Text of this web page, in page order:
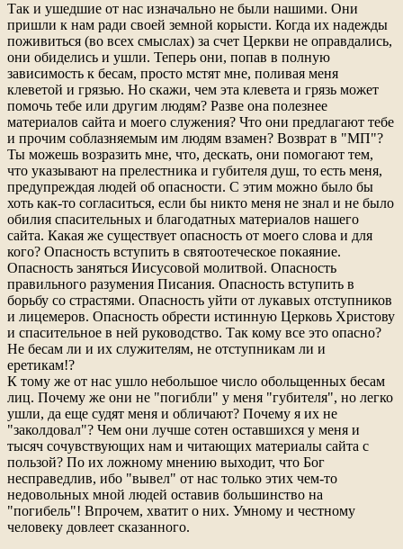
Так и ушедшие от нас изначально не были нашими. Они
пришли к нам ради своей земной корысти. Когда их надежды
поживиться (во всех смыслах) за счет Церкви не оправдались,
они обиделись и ушли. Теперь они, попав в полную
зависимость к бесам, просто мстят мне, поливая меня
клеветой и грязью. Но скажи, чем эта клевета и грязь может
помочь тебе или другим людям? Разве она полезнее
материалов сайта и моего служения? Что они предлагают тебе
и прочим соблазняемым им людям взамен? Возврат в "МП"?
Ты можешь возразить мне, что, дескать, они помогают тем,
что указывают на прелестника и губителя душ, то есть меня,
предупреждая людей об опасности. С этим можно было бы
хоть как-то согласиться, если бы никто меня не знал и не было
обилия спасительных и благодатных материалов нашего
сайта. Какая же существует опасность от моего слова и для
кого? Опасность вступить в святоотеческое покаяние.
Опасность заняться Иисусовой молитвой. Опасность
правильного разумения Писания. Опасность вступить в
борьбу со страстями. Опасность уйти от лукавых отступников
и лицемеров. Опасность обрести истинную Церковь Христову
и спасительное в ней руководство. Так кому все это опасно?
Не бесам ли и их служителям, не отступникам ли и
еретикам!?
К тому же от нас ушло небольшое число обольщенных бесам
лиц. Почему же они не "погибли" у меня "губителя", но легко
ушли, да еще судят меня и обличают? Почему я их не
"заколдовал"? Чем они лучше сотен оставшихся у меня и
тысяч сочувствующих нам и читающих материалы сайта с
пользой? По их ложному мнению выходит, что Бог
несправедлив, ибо "вывел" от нас только этих чем-то
недовольных мной людей оставив большинство на
"погибель"! Впрочем, хватит о них. Умному и честному
человеку довлеет сказанного.